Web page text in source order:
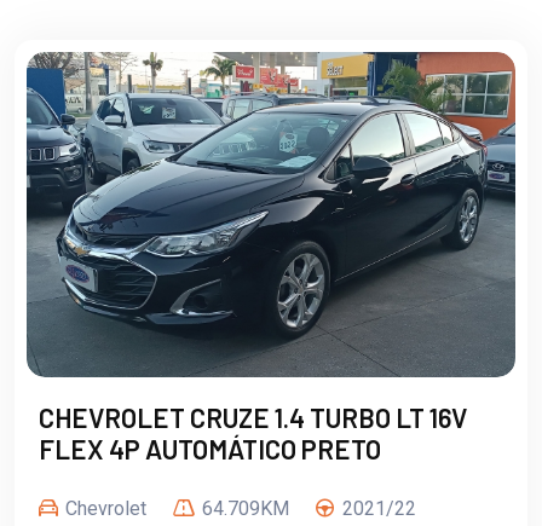
CHEVROLET CRUZE 1.4 TURBO LT 16V
FLEX 4P AUTOMÁTICO PRETO
Chevrolet 64.709KM 2021/22